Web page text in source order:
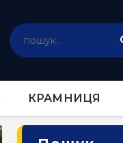
КРАМНИЦЯ